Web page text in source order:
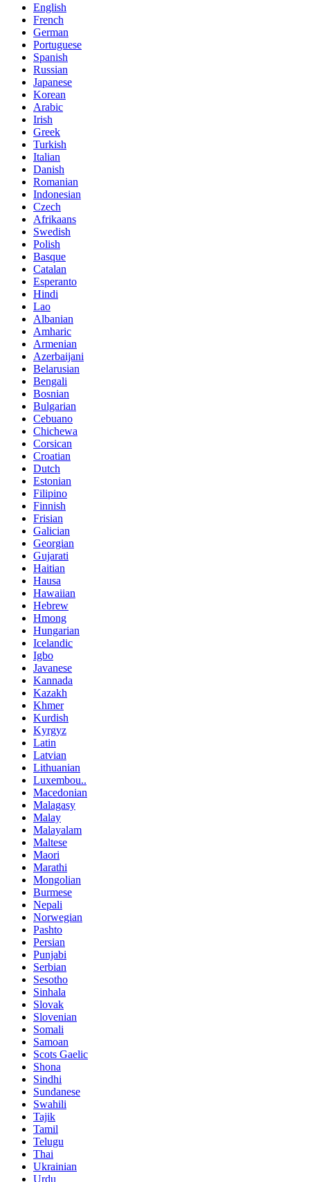
English
French
German
Portuguese
Spanish
Russian
Japanese
Korean
Arabic
Irish
Greek
Turkish
Italian
Danish
Romanian
Indonesian
Czech
Afrikaans
Swedish
Polish
Basque
Catalan
Esperanto
Hindi
Lao
Albanian
Amharic
Armenian
Azerbaijani
Belarusian
Bengali
Bosnian
Bulgarian
Cebuano
Chichewa
Corsican
Croatian
Dutch
Estonian
Filipino
Finnish
Frisian
Galician
Georgian
Gujarati
Haitian
Hausa
Hawaiian
Hebrew
Hmong
Hungarian
Icelandic
Igbo
Javanese
Kannada
Kazakh
Khmer
Kurdish
Kyrgyz
Latin
Latvian
Lithuanian
Luxembou..
Macedonian
Malagasy
Malay
Malayalam
Maltese
Maori
Marathi
Mongolian
Burmese
Nepali
Norwegian
Pashto
Persian
Punjabi
Serbian
Sesotho
Sinhala
Slovak
Slovenian
Somali
Samoan
Scots Gaelic
Shona
Sindhi
Sundanese
Swahili
Tajik
Tamil
Telugu
Thai
Ukrainian
Urdu